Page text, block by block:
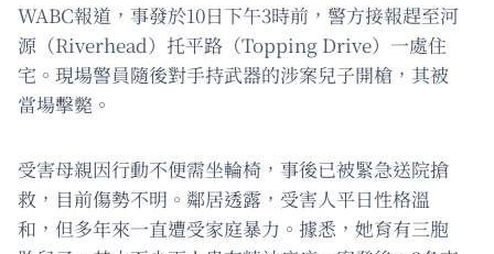
WABC報道，事發於10日下午3時前，警方接報趕至河
源（Riverhead）托平路（Topping Drive）一處住
宅。現場警員隨後對手持武器的涉案兒子開槍，其被
當場擊斃。
受害母親因行動不便需坐輪椅，事後已被緊急送院搶
救，目前傷勢不明。鄰居透露，受害人平日性格溫
和，但多年來一直遭受家庭暴力。據悉，她育有三胞